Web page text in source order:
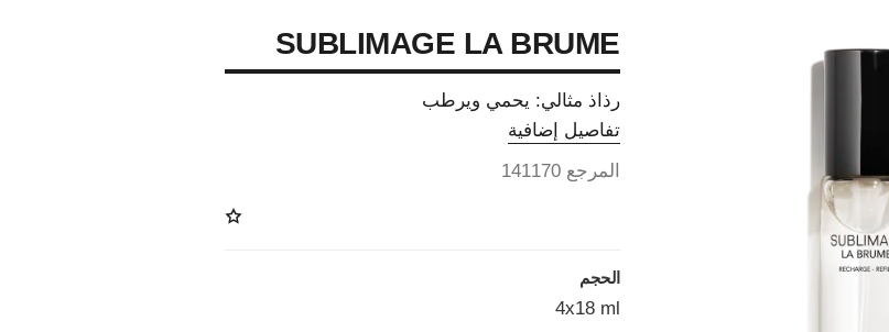
SUBLIMAGE LA BRUME
رذاذ مثالي: يحمي ويرطب
تفاصيل إضافية
المرجع 141170
الحجم
4x18 ml